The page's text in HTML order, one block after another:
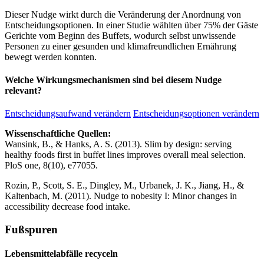
Dieser Nudge wirkt durch die Veränderung der Anordnung von
Entscheidungsoptionen. In einer Studie wählten über 75% der Gäste
Gerichte vom Beginn des Buffets, wodurch selbst unwissende
Personen zu einer gesunden und klimafreundlichen Ernährung
bewegt werden konnten.
Welche Wirkungsmechanismen sind bei diesem Nudge
relevant?
Entscheidungsaufwand verändern Entscheidungsoptionen verändern
Wissenschaftliche Quellen:
Wansink, B., & Hanks, A. S. (2013). Slim by design: serving
healthy foods first in buffet lines improves overall meal selection.
PloS one, 8(10), e77055.
Rozin, P., Scott, S. E., Dingley, M., Urbanek, J. K., Jiang, H., &
Kaltenbach, M. (2011). Nudge to nobesity I: Minor changes in
accessibility decrease food intake.
Fußspuren
Lebensmittelabfälle recyceln